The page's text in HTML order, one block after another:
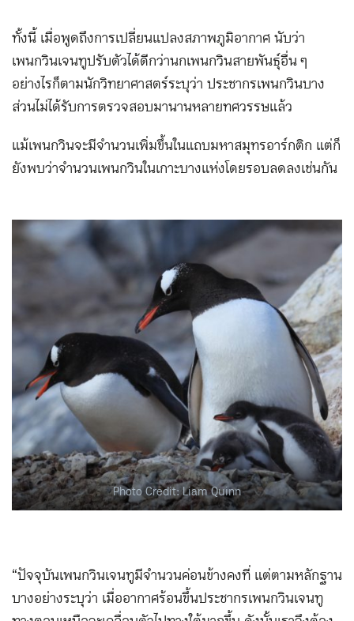
ทั้งนี้ เมื่อพูดถึงการเปลี่ยนแปลงสภาพภูมิอากาศ นับว่า
เพนกวินเจนทูปรับตัวได้ดีกว่านกเพนกวินสายพันธุ์อื่น ๆ
อย่างไรก็ตามนักวิทยาศาสตร์ระบุว่า ประชากรเพนกวินบาง
ส่วนไม่ได้รับการตรวจสอบมานานหลายทศวรรษแล้ว
แม้เพนกวินจะมีจำนวนเพิ่มขึ้นในแถบมหาสมุทรอาร์กติก แต่ก็
ยังพบว่าจำนวนเพนกวินในเกาะบางแห่งโดยรอบลดลงเช่นกัน
Photo Credit: Liam Quinn
“ปัจจุบันเพนกวินเจนทูมีจำนวนค่อนข้างคงที่ แต่ตามหลักฐาน
บางอย่างระบุว่า เมื่ออากาศร้อนขึ้นประชากรเพนกวินเจนทู